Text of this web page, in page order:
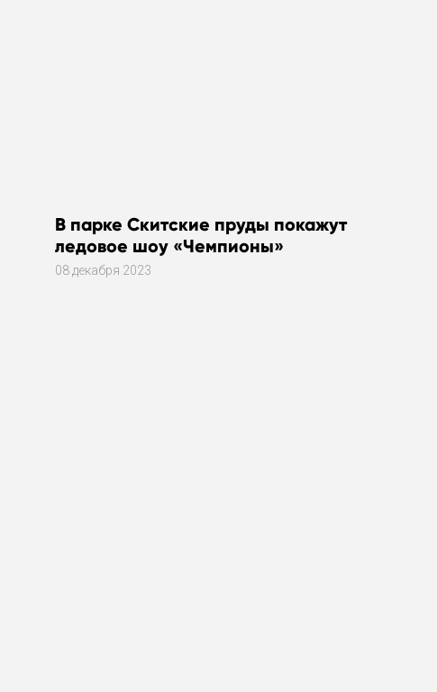
В парке Скитские пруды покажут
ледовое шоу «Чемпионы»
08 декабря 2023